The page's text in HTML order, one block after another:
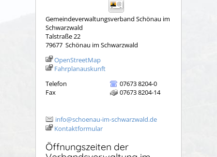
Gemeindeverwaltungsverband Schönau im
Schwarzwald
Talstraße 22
79677 Schönau im Schwarzwald
OpenStreetMap
Fahrplanauskunft
Telefon
07673 8204-0
Fax
07673 8204-14
info@schoenau-im-schwarzwald.de
Kontaktformular
Öffnungszeiten der